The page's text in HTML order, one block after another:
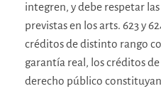
integren, y debe respetar
previstas en los arts. 623 y
créditos de distinto rango
garantía real, los créditos
derecho público constituyan